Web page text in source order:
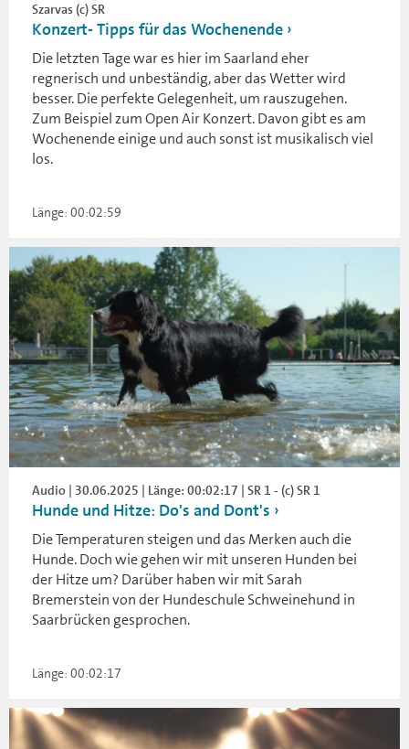
Szarvas (c) SR
Konzert- Tipps für das Wochenende
Die letzten Tage war es hier im Saarland eher
regnerisch und unbeständig, aber das Wetter wird
besser. Die perfekte Gelegenheit, um rauszugehen.
Zum Beispiel zum Open Air Konzert. Davon gibt es am
Wochenende einige und auch sonst ist musikalisch viel
los.
Länge: 00:02:59
Audio | 30.06.2025 | Länge: 00:02:17 | SR 1 - (c) SR 1
Hunde und Hitze: Do's and Dont's
Die Temperaturen steigen und das Merken auch die
Hunde. Doch wie gehen wir mit unseren Hunden bei
der Hitze um? Darüber haben wir mit Sarah
Bremerstein von der Hundeschule Schweinehund in
Saarbrücken gesprochen.
Länge: 00:02:17